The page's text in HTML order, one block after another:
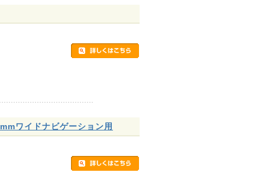
ワイドナビゲーション用